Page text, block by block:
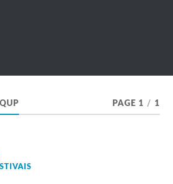
PAGE 1 / 1